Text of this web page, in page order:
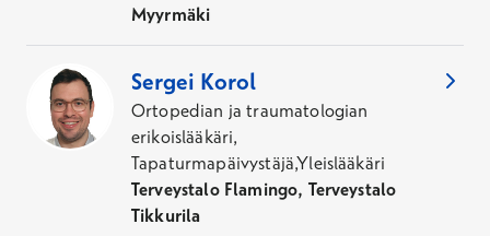
Myyrmäki
Sergei Korol
Ortopedian ja traumatologian
erikoislääkäri,
Tapaturmapäivystäjä,Yleislääkäri
Terveystalo Flamingo, Terveystalo
Tikkurila